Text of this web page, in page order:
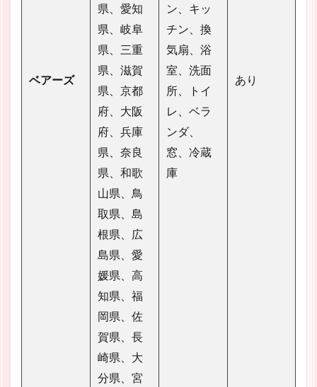
ベアーズ
県、愛知
県、岐阜
県、三重
県、滋賀
県、京都
府、大阪
府、兵庫
県、奈良
県、和歌
山県、鳥
取県、島
根県、広
島県、愛
媛県、高
知県、福
岡県、佐
賀県、長
崎県、大
分県、宮
ン、キッ
チン、換
気扇、浴
室、洗面
所、トイ
レ、ベラ
ンダ、
窓、冷蔵
庫
あり